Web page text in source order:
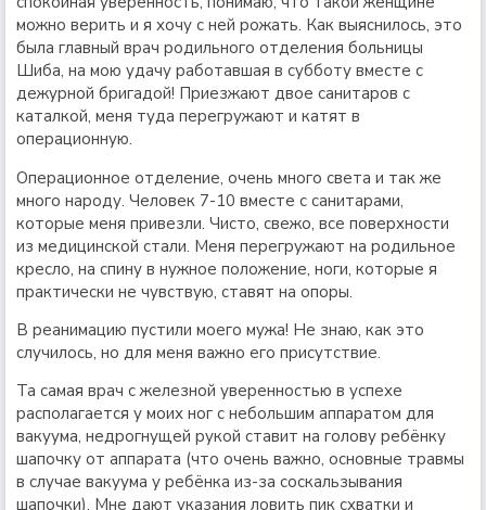
можно верить и я хочу с ней рожать. Как выяснилось, это
была главный врач родильного отделения больницы
Шиба, на мою удачу работавшая в субботу вместе с
дежурной бригадой! Приезжают двое санитаров с
каталкой, меня туда перегружают и катят в
операционную.
Операционное отделение, очень много света и так же
много народу. Человек 7-10 вместе с санитарами,
которые меня привезли. Чисто, свежо, все поверхности
из медицинской стали. Меня перегружают на родильное
кресло, на спину в нужное положение, ноги, которые я
практически не чувствую, ставят на опоры.
В реанимацию пустили моего мужа! Не знаю, как это
случилось, но для меня важно его присутствие.
Та самая врач с железной уверенностью в успехе
располагается у моих ног с небольшим аппаратом для
вакуума, недрогнущей рукой ставит на голову ребёнку
шапочку от аппарата (что очень важно, основные травмы
в случае вакуума у ребёнка из-за соскальзывания
шапочки). Мне дают указания ловить пик схватки и